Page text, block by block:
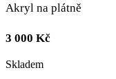
Akryl na plátně
3 000 Kč
Skladem